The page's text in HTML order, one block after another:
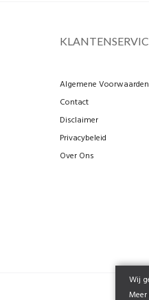
Algemene Voorwaarden
Contact
Disclaimer
Privacybeleid
Over Ons
Wij